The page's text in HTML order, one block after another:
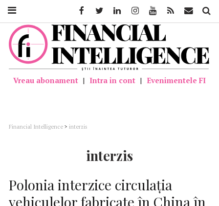
Vreau abonament | Intra in cont | Evenimentele FI
Financial Intelligence > interzis
interzis
Polonia interzice circulaţia
vehiculelor fabricate în China în
FacebookTwitter LinkedinInstagramYoutube Feed Mail